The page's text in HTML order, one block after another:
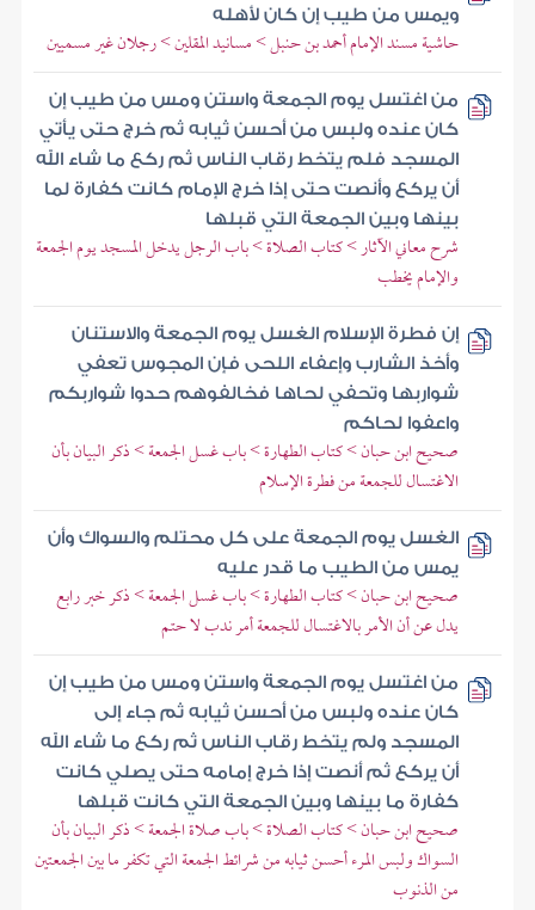
ويمس من طيب إن كان لأهله
حاشية مسند الإمام أحمد بن حنبل > مسانيد المقلين > رجلان غير مسميين
من اغتسل يوم الجمعة واستن ومس من طيب إن
كان عنده ولبس من أحسن ثيابه ثم خرج حتى يأتي
المسجد فلم يتخط رقاب الناس ثم ركع ما شاء الله
أن يركع وأنصت حتى إذا خرج الإمام كانت كفارة لما
بينها وبين الجمعة التي قبلها
شرح معاني الآثار > كتاب الصلاة > باب الرجل يدخل المسجد يوم الجمعة
والإمام يخطب
إن فطرة الإسلام الغسل يوم الجمعة والاستنان
وأخذ الشارب وإعفاء اللحى فإن المجوس تعفي
شواربها وتحفي لحاها فخالفوهم حدوا شواربكم
واعفوا لحاكم
صحيح ابن حبان > كتاب الطهارة > باب غسل الجمعة > ذكر البيان بأن
الاغتسال للجمعة من فطرة الإسلام
الغسل يوم الجمعة على كل محتلم والسواك وأن
يمس من الطيب ما قدر عليه
صحيح ابن حبان > كتاب الطهارة > باب غسل الجمعة > ذكر خبر رابع
يدل عن أن الأمر بالاغتسال للجمعة أمر ندب لا حتم
من اغتسل يوم الجمعة واستن ومس من طيب إن
كان عنده ولبس من أحسن ثيابه ثم جاء إلى
المسجد ولم يتخط رقاب الناس ثم ركع ما شاء الله
أن يركع ثم أنصت إذا خرج إمامه حتى يصلي كانت
كفارة ما بينها وبين الجمعة التي كانت قبلها
صحيح ابن حبان > كتاب الصلاة > باب صلاة الجمعة > ذكر البيان بأن
السواك ولبس المرء أحسن ثيابه من شرائط الجمعة التي تكفر ما بين الجمعتين
من الذنوب